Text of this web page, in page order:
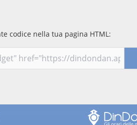
codice nella tua pagina HTML: